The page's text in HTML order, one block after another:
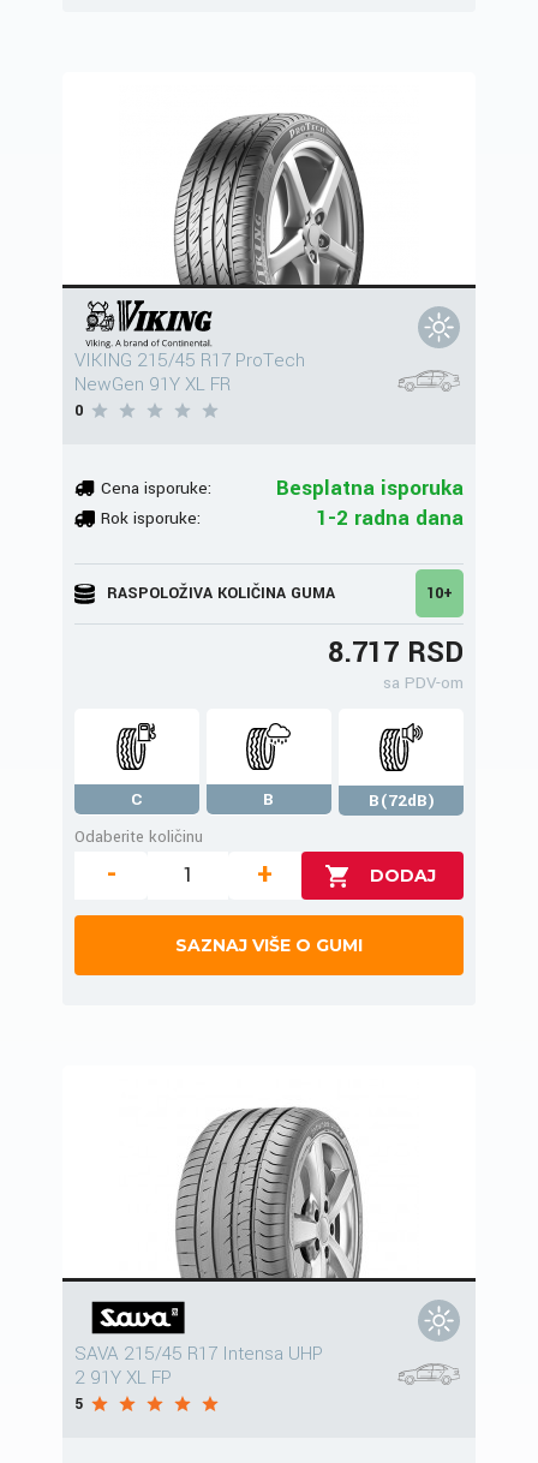
VIKING 215/45 R17 ProTech
NewGen 91Y XL FR
0
Cena isporuke: Besplatna isporuka
Rok isporuke: 1-2 radna dana
RASPOLOŽIVA KOLIČINA GUMA 10+
8.717 RSD
sa PDV-om
C B
B(72dB)
Odaberite količinu
- +
SAZNAJ VIŠE O GUMI
SAVA 215/45 R17 Intensa UHP
2 91Y XL FP
5